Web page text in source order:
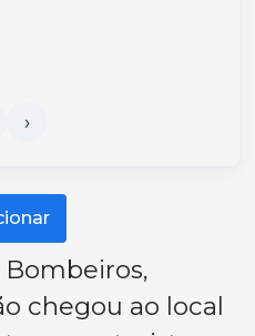
chegou ao local